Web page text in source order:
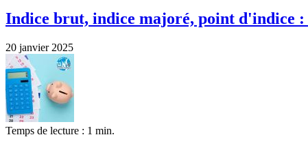
Indice brut, indice majoré, point d'indice :
20 janvier 2025
Temps de lecture : 1 min.